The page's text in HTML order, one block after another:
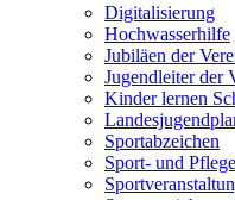
Digitalisierung
Hochwasserhilfe
Jubiläen der
Jugendleiter der
Kinder lernen
Sportabzeichen
Sport- und